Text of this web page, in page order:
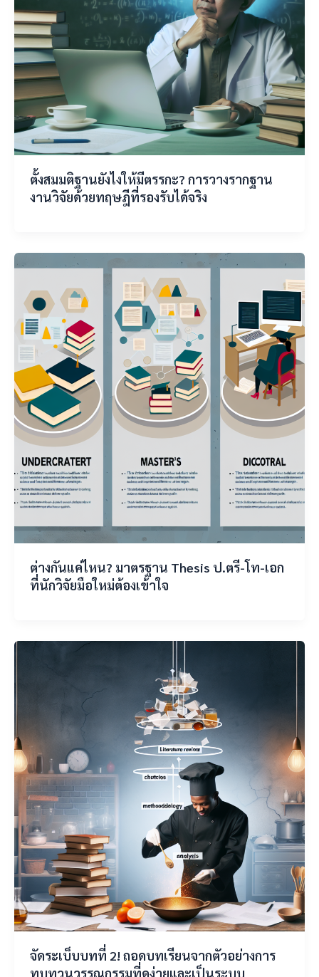
ตั้งสมมติฐานยังไงให้มีตรรกะ? การวางรากฐาน
งานวิจัยด้วยทฤษฎีที่รองรับได้จริง
ต่างกันแค่ไหน? มาตรฐาน Thesis ป.ตรี-โท-เอก
ที่นักวิจัยมือใหม่ต้องเข้าใจ
จัดระเบ็บบทที่ 2! ถอดบทเรียนจากตัวอย่างการ
ทบทวนวรรณกรรมที่ดูง่ายและเป็นระบบ